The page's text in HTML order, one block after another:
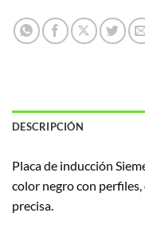
DESCRIPCIÓN
Placa de inducción
color negro con
precisa.